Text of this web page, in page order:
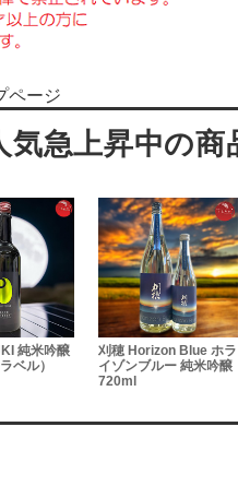
ページ
純米吟醸
ベル）
刈穂 Horizon Blue ホラ
イゾンブルー 純米吟醸
720ml